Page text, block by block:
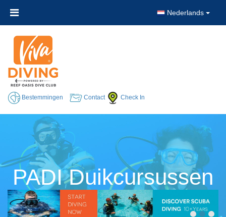
Nederlands
Bestemmingen Contact Check In
PADI Duikcursussen